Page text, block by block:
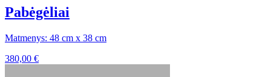
Pabėgėliai
Matmenys: 48 cm x 38 cm
380,00 €